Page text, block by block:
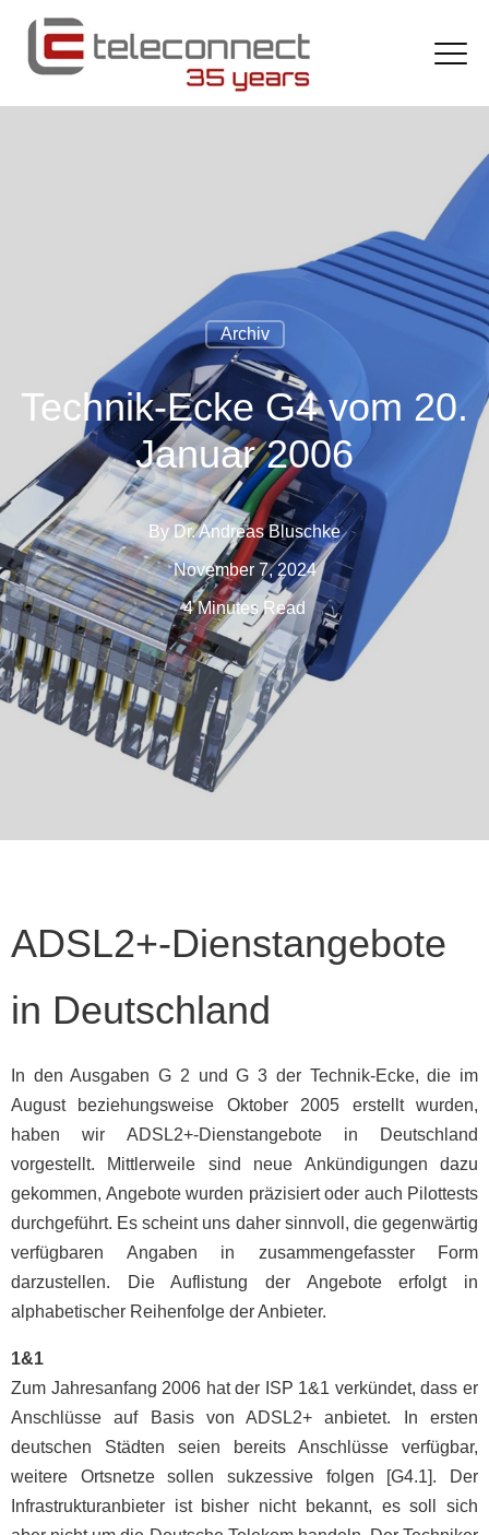
Archiv
Technik-Ecke G4 vom 20.
Januar 2006
By Dr. Andreas Bluschke
November 7, 2024
4 Minutes Read
ADSL2+-Dienstangebote
in Deutschland
In den Ausgaben G 2 und G 3 der Technik-Ecke, die im
August beziehungsweise Oktober 2005 erstellt wurden,
haben wir ADSL2+-Dienstangebote in Deutschland
vorgestellt. Mittlerweile sind neue Ankündigungen dazu
gekommen, Angebote wurden präzisiert oder auch Pilottests
durchgeführt. Es scheint uns daher sinnvoll, die gegenwärtig
verfügbaren Angaben in zusammengefasster Form
darzustellen. Die Auflistung der Angebote erfolgt in
alphabetischer Reihenfolge der Anbieter.
1&1
Zum Jahresanfang 2006 hat der ISP 1&1 verkündet, dass er
Anschlüsse auf Basis von ADSL2+ anbietet. In ersten
deutschen Städten seien bereits Anschlüsse verfügbar,
weitere Ortsnetze sollen sukzessive folgen [G4.1]. Der
Infrastrukturanbieter ist bisher nicht bekannt, es soll sich